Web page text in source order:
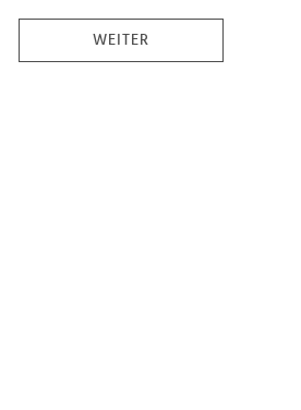
WEITER